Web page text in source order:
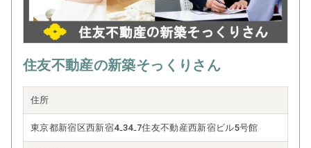
住友不動産の新築そっくりさん
住所
東京都新宿区西新宿4₋34₋7住友不動産西新宿ビル5号館